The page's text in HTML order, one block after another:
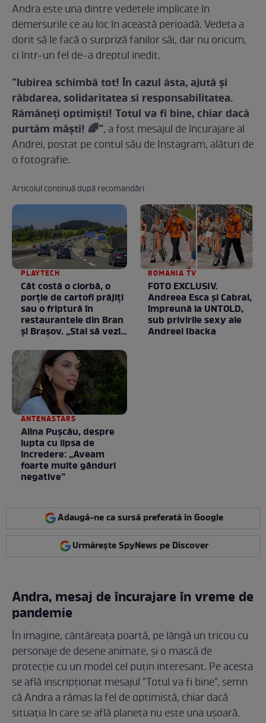
Andra este una dintre vedetele implicate în
demersurile ce au loc în această perioadă. Vedeta a
dorit să le facă o surpriză fanilor săi, dar nu oricum,
ci într-un fel de-a dreptul inedit.
”Iubirea schimbă tot! În cazul ăsta, ajută și
răbdarea, solidaritatea si responsabilitatea.
Rămâneți optimiști! Totul va fi bine, chiar dacă
purtăm măști! 🌈”, a fost mesajul de încurajare al
Andrei, postat pe contul său de Instagram, alături de
o fotografie.
Articolul continuă după recomandări
PLAYTECH
Cât costă o ciorbă, o
porţie de cartofi prăjiţi
sau o friptură în
restaurantele din Bran
şi Braşov. „Stai să vezi
ROMANIA TV
FOTO EXCLUSIV.
Andreea Esca şi Cabral,
împreună la UNTOLD,
sub privirile sexy ale
Andreei Ibacka
ANTENASTARS
Alina Pușcău, despre
lupta cu lipsa de
încredere: „Aveam
foarte multe gânduri
negative”
Adaugă-ne ca sursă preferată în Google
Urmărește SpyNews pe Discover
Andra, mesaj de încurajare în vreme de
pandemie
În imagine, cântăreața poartă, pe lângă un tricou cu
personaje de desene animate, și o mască de
protecție cu un model cel puțin interesant. Pe acesta
se află inscripționat mesajul "Totul va fi bine", semn
că Andra a rămas la fel de optimistă, chiar dacă
situația în care se află planeta nu este una ușoară.